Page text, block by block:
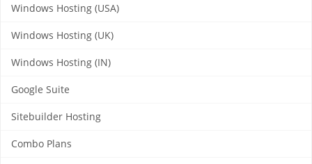
Windows Hosting (USA)
Windows Hosting (UK)
Windows Hosting (IN)
Google Suite
Sitebuilder Hosting
Combo Plans